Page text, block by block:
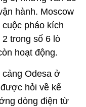
hành. Moscow
pháo kích
trong số 6 lò
hoạt động.
cảng Odesa ở
hỏi về kế
dòng điện từ